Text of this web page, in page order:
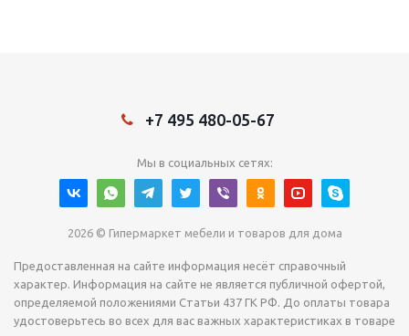
+7 495 480-05-67
Мы в социальных сетях:
2026 © Гипермаркет мебели и товаров для дома
Предоставленная на сайте информация несёт справочный
характер. Информация на сайте не является публичной офертой,
определяемой положениями Статьи 437 ГК РФ. До оплаты товара
удостоверьтесь во всех для вас важных характеристиках в товаре